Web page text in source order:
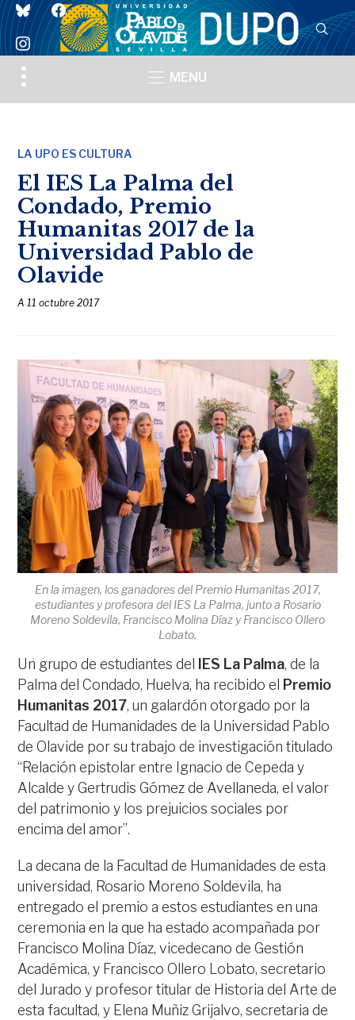
blueskyfacebook
instagram
Toggle
sidebar
MENU
LA UPO ES CULTURA
El IES La Palma del
Condado, Premio
Humanitas 2017 de la
Universidad Pablo de
Olavide
A11 octubre 2017
En la imagen, los ganadores del Premio Humanitas 2017,
estudiantes y profesora del IES La Palma, junto a Rosario
Moreno Soldevila, Francisco Molina Díaz y Francisco Ollero
Lobato.
Un grupo de estudiantes del IES La Palma, de la
Palma del Condado, Huelva, ha recibido el Premio
Humanitas 2017, un galardón otorgado por la
Facultad de Humanidades de la Universidad Pablo
de Olavide por su trabajo de investigación titulado
“Relación epistolar entre Ignacio de Cepeda y
Alcalde y Gertrudis Gómez de Avellaneda, el valor
del patrimonio y los prejuicios sociales por
encima del amor”.
La decana de la Facultad de Humanidades de esta
universidad, Rosario Moreno Soldevila, ha
entregado el premio a estos estudiantes en una
ceremonia en la que ha estado acompañada por
Francisco Molina Díaz, vicedecano de Gestión
Académica, y Francisco Ollero Lobato, secretario
del Jurado y profesor titular de Historia del Arte de
esta facultad, y Elena Muñiz Grijalvo, secretaria de